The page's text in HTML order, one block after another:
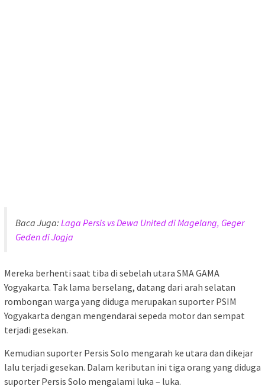
Baca Juga: Laga Persis vs Dewa United di Magelang, Geger
Geden di Jogja
Mereka berhenti saat tiba di sebelah utara SMA GAMA
Yogyakarta. Tak lama berselang, datang dari arah selatan
rombongan warga yang diduga merupakan suporter PSIM
Yogyakarta dengan mengendarai sepeda motor dan sempat
terjadi gesekan.
Kemudian suporter Persis Solo mengarah ke utara dan dikejar
lalu terjadi gesekan. Dalam keributan ini tiga orang yang diduga
suporter Persis Solo mengalami luka – luka.